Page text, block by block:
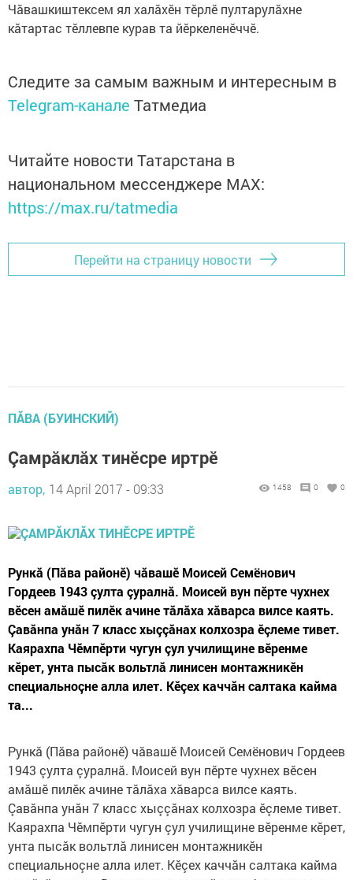
Чăвашкиштексем ял халăхĕн тӗрлӗ пултарулăхне
кăтартас тӗллевпе курав та йӗркеленӗччӗ.
Следите за самым важным и интересным в
Telegram-канале Татмедиа
Читайте новости Татарстана в
национальном мессенджере MАХ:
https://max.ru/tatmedia
Перейти на страницу новости
ПĂВА (БУИНСКИЙ)
Çамрăклăх тинӗсре иртрӗ
автор, 14 April 2017 - 09:33 1458 0 0
Рункă (Пăва районӗ) чăвашӗ Моисей Семёнович
Гордеев 1943 çулта çуралнă. Моисей вун пӗрте чухнех
вӗсен амăшӗ пилӗк ачине тăлăха хăварса вилсе каять.
Çавăнпа унăн 7 класс хыççăнах колхозра ӗçлеме тивет.
Каярахпа Чӗмпӗрти чугун çул училищине вӗренме
кӗрет, унта пысăк вольтлă линисен монтажникӗн
специальноçне алла илет. Кӗçех каччăн салтака кайма
та...
Рункă (Пăва районӗ) чăвашӗ Моисей Семёнович Гордеев
1943 çулта çуралнă. Моисей вун пӗрте чухнех вӗсен
амăшӗ пилӗк ачине тăлăха хăварса вилсе каять.
Çавăнпа унăн 7 класс хыççăнах колхозра ӗçлеме тивет.
Каярахпа Чӗмпӗрти чугун çул училищине вӗренме кӗрет,
унта пысăк вольтлă линисен монтажникӗн
специальноçне алла илет. Кӗçех каччăн салтака кайма